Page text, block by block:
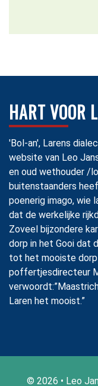
HART VOOR
'Bol-an', Larens
website van Leo
en oud wethouder /
buitenstaanders
poenerig imago, wie
dat de werkelijke
Zoveel bijzondere
dorp in het Gooi dat
tot het mooiste dorp
poffertjesdirecteur
Laren het mooist.”
© 2026 • Leo